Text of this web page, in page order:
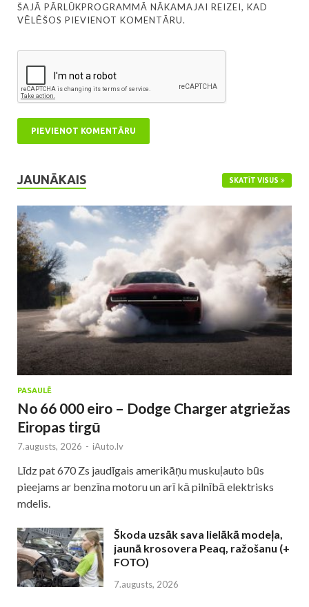
ŠAJĀ PĀRLŪKPROGRAMMĀ NĀKAMAJAI REIZEI, KAD
VĒLĒŠOS PIEVIENOT KOMENTĀRU.
JAUNĀKAIS SKATĪT VISUS
PASAULĒ
No 66 000 eiro – Dodge Charger atgriežas
Eiropas tirgū
7.augusts, 2026 - iAuto.lv
Līdz pat 670 Zs jaudīgais amerikāņu muskuļauto būs
pieejams ar benzīna motoru un arī kā pilnībā elektrisks
mdelis.
Škoda uzsāk sava lielākā modeļa,
jaunā krosovera Peaq, ražošanu (+
FOTO)
7.augusts, 2026